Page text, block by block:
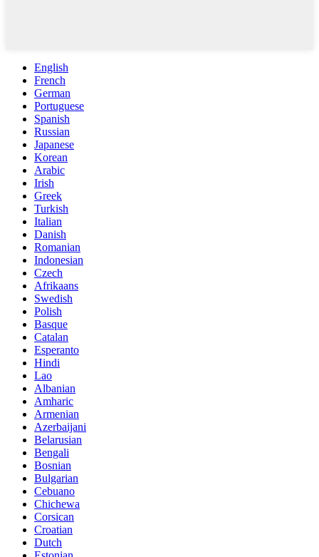
English
French
German
Portuguese
Spanish
Russian
Japanese
Korean
Arabic
Irish
Greek
Turkish
Italian
Danish
Romanian
Indonesian
Czech
Afrikaans
Swedish
Polish
Basque
Catalan
Esperanto
Hindi
Lao
Albanian
Amharic
Armenian
Azerbaijani
Belarusian
Bengali
Bosnian
Bulgarian
Cebuano
Chichewa
Corsican
Croatian
Dutch